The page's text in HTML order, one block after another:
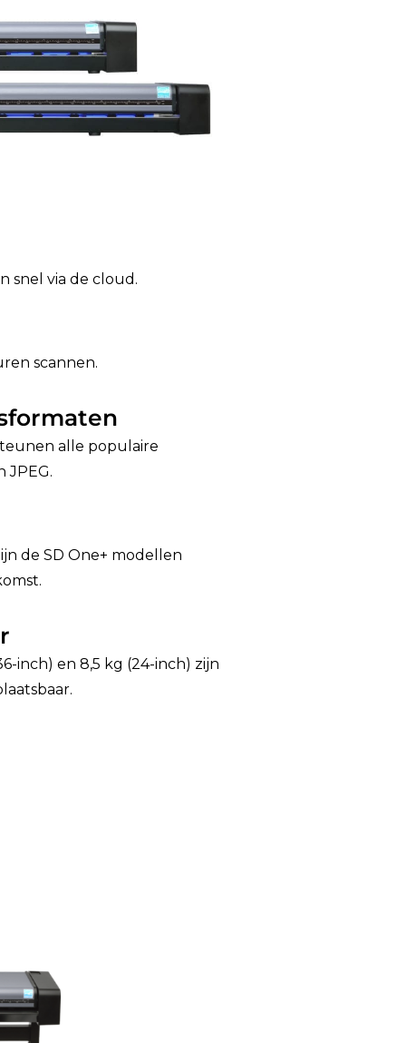
snel via de cloud.
scannen.
alle populaire
JPEG.
de SD One+ modellen
inch) en 8,5 kg (24-inch) zijn